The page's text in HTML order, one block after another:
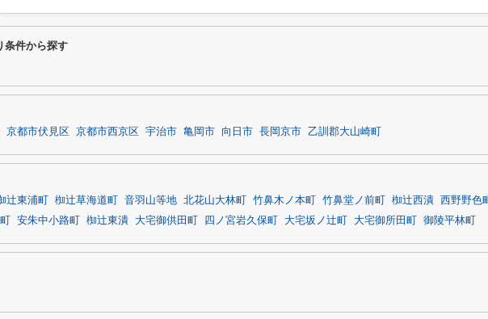
条件から探す
京都市伏見区 京都市西京区 宇治市 亀岡市 向日市 長岡京市 乙訓郡大山崎町
辻東浦町 椥辻草海道町 音羽山等地 北花山大林町 竹鼻木ノ本町 竹鼻堂ノ前町 椥辻西潰
西野野色町
安朱中小路町 椥辻東潰 大宅御供田町 四ノ宮岩久保町 大宅坂ノ辻町 大宅御所田町 御陵平林町